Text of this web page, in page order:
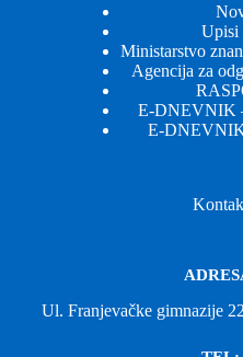
Upisi
Ministarstvo
Agencija za
E-DNEVNIK
E-
Ul. Franjevačke gimnazije